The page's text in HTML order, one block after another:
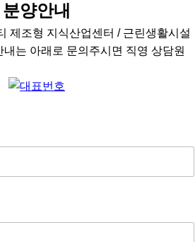
분양안내
제조형 지식산업센터 / 근린생활시설
는 아래로 문의주시면 직영 상담원